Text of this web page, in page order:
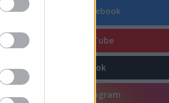
Facebook
YouTube
TikTok
Instagram